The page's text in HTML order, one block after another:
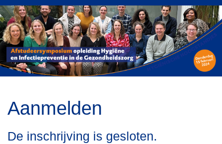
Aanmelden
De inschrijving is gesloten.